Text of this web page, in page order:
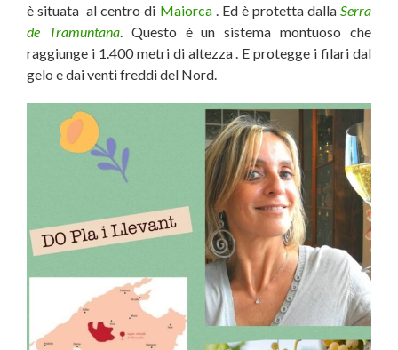
è situata al centro di Maiorca. Ed è protetta dalla Serra
de Tramuntana. Questo è un sistema montuoso che
raggiunge i 1.400 metri di altezza . E protegge i filari dal
gelo e dai venti freddi del Nord.